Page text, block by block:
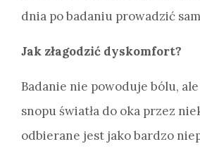
dnia po badaniu prowadzić
Jak złagodzić dyskomfort?
Badanie nie powoduje bólu,
snopu światła do oka przez
odbierane jest jako bardzo